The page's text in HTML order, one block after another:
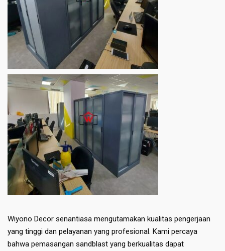
Wiyono Decor senantiasa mengutamakan kualitas pengerjaan
yang tinggi dan pelayanan yang profesional. Kami percaya
bahwa pemasangan sandblast yang berkualitas dapat